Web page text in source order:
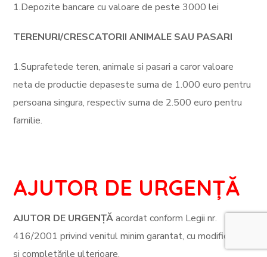
1.Depozite bancare cu valoare de peste 3000 lei
TERENURI/CRESCATORII ANIMALE SAU PASARI
1.Suprafetede teren, animale si pasari a caror valoare
neta de productie depaseste suma de 1.000 euro pentru
persoana singura, respectiv suma de 2.500 euro pentru
familie.
AJUTOR DE URGENȚĂ
AJUTOR DE URGENȚĂacordat conform Legii nr.
416/2001 privind venitul minim garantat, cu modificările
şi completările ulterioare.